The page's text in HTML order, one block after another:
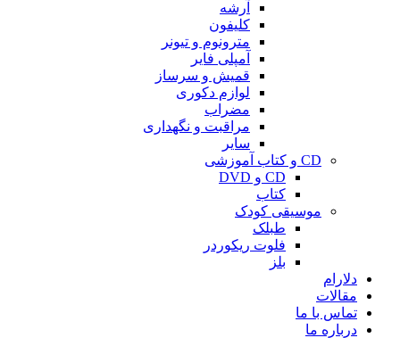
آرشه
کلیفون
مترونوم و تیونر
آمپلی فایر
قمیش و سرساز
لوازم دکوری
مضراب
مراقبت و نگهداری
سایر
CD و کتاب آموزشی
CD و DVD
کتاب
موسیقی کودک
طبلک
فلوت ریکوردر
بلز
دلارام
مقالات
تماس با ما
درباره ما